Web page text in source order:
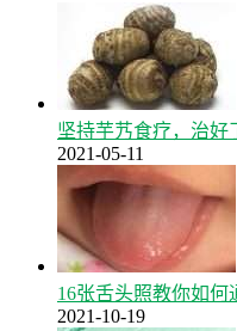
坚持芋艿食疗，治好
2021-05-11
16张舌头照教你如
2021-10-19